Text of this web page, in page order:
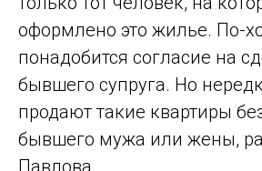
оформлено это жилье. По-
понадобится согласие на
бывшего супруга. Но
продают такие квартиры
бывшего мужа или жены,
Павлова.